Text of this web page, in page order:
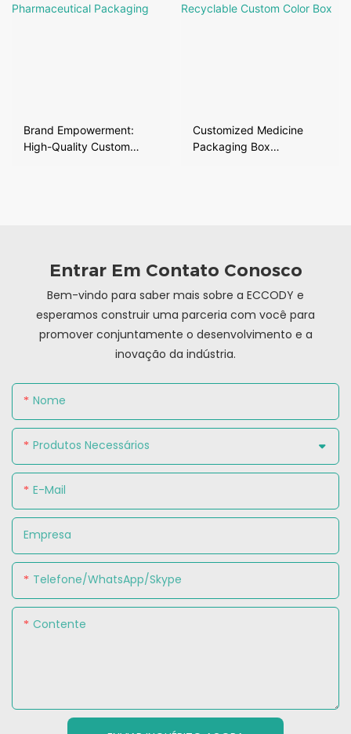
Brand Empowerment:
High-Quality Custom
Customized Medicine
Packaging Box
Entrar Em Contato Conosco
Bem-vindo para saber mais sobre a ECCODY e
esperamos construir uma parceria com você para
promover conjuntamente o desenvolvimento e a
inovação da indústria.
Nome
Produtos Necessários
E-Mail
Empresa
Telefone/WhatsApp/Skype
Contente